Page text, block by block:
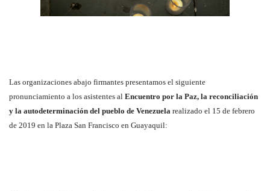
Las organizaciones abajo firmantes presentamos el siguiente
pronunciamiento a los asistentes al Encuentro por la Paz, la reconciliación
y la autodeterminación del pueblo de Venezuela realizado el 15 de febrero
de 2019 en la Plaza San Francisco en Guayaquil: